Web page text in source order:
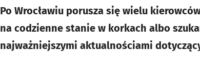
Po Wrocławiu porusza się wielu
na codzienne stanie w korkach albo
najważniejszymi aktualnościami